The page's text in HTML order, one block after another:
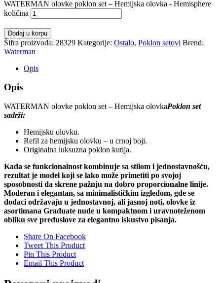
WATERMAN olovke poklon set – Hemijska olovka - Hemisphere
količina
Dodaj u korpu
Šifra proizvoda: 28329 Kategorije: Ostalo, Poklon setovi Brend:
Waterman
Opis
Opis
WATERMAN olovke poklon set – Hemijska olovkaPoklon set
sadrži:
Hemijsku olovku.
Refil za hemijsku olovku – u crnoj boji.
Originalna luksuzna poklon kutija.
Kada se funkcionalnost kombinuje sa stilom i jednostavnošću,
rezultat je model koji se lako može primetiti po svojoj
sposobnosti da skrene pažnju na dobro proporcionalne linije.
Moderan i elegantan, sa minimalističkim izgledom, gde se
dodaci održavaju u jednostavnoj, ali jasnoj noti, olovke iz
asortimana Graduate nude u kompaktnom i uravnoteženom
obliku sve preduslove za elegantno iskustvo pisanja.
Share On Facebook
Tweet This Product
Pin This Product
Email This Product